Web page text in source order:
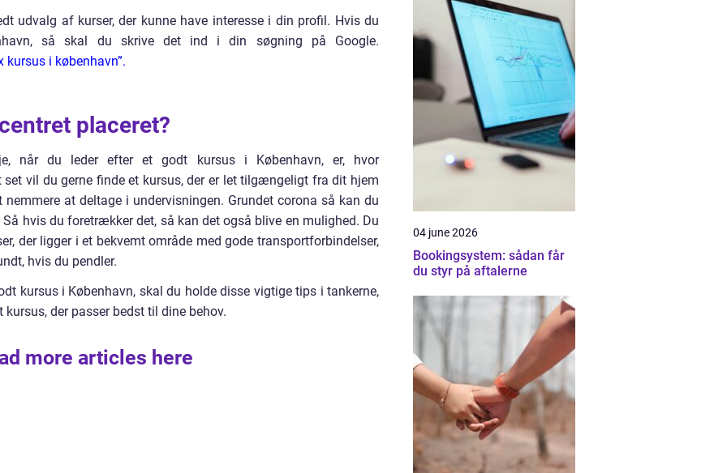
udvalg af kurser, der kunne have interesse i din profil. Hvis du
så skal du skrive det ind i din søgning på Google.
kursus i københavn”.
placeret?
når du leder efter et godt kursus i København, er, hvor
set vil du gerne finde et kursus, der er let tilgængeligt fra dit hjem
at deltage i undervisningen. Grundet corona så kan du
hvis du foretrækker det, så kan det også blive en mulighed. Du
der ligger i et bekvemt område med gode transportforbindelser,
hvis du pendler.
kursus i København, skal du holde disse vigtige tips i tankerne,
der passer bedst til dine behov.
more articles here
04 june 2026
Bookingsystem: sådan får
du styr på aftalerne